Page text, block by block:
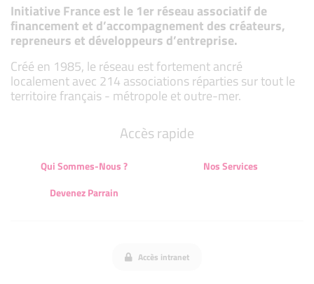
Initiative France est le 1er réseau associatif de
financement et d’accompagnement des créateurs,
repreneurs et développeurs d’entreprise.
Créé en 1985, le réseau est fortement ancré
localement avec 214 associations réparties sur tout le
territoire français - métropole et outre-mer.
Accès rapide
Qui Sommes-Nous ?
Nos Services
Devenez Parrain
Accès intranet